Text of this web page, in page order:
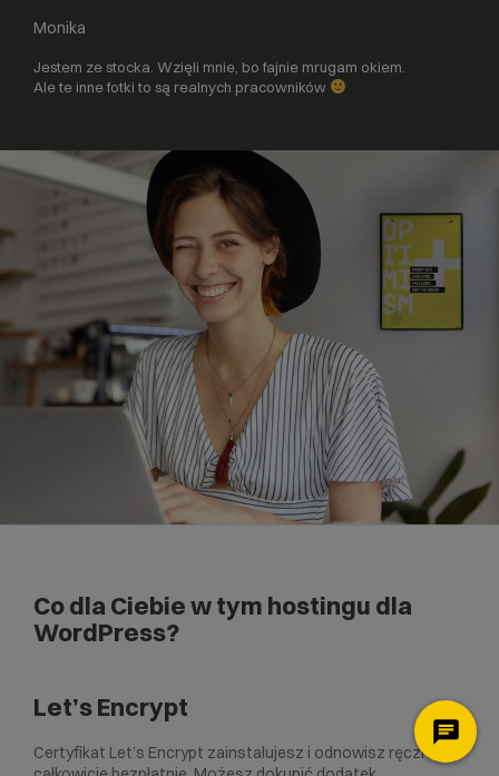
Monika
Jestem ze stocka. Wzięli mnie, bo fajnie mrugam okiem.
Ale te inne fotki to są realnych pracowników
Co dla Ciebie w tym hostingu dla
WordPress?
Let’s Encrypt
Certyfikat Let’s Encrypt zainstalujesz i odnowisz ręcznie